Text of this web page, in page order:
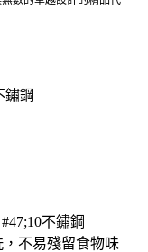
鏽鋼
不鏽鋼
不易殘留食物味